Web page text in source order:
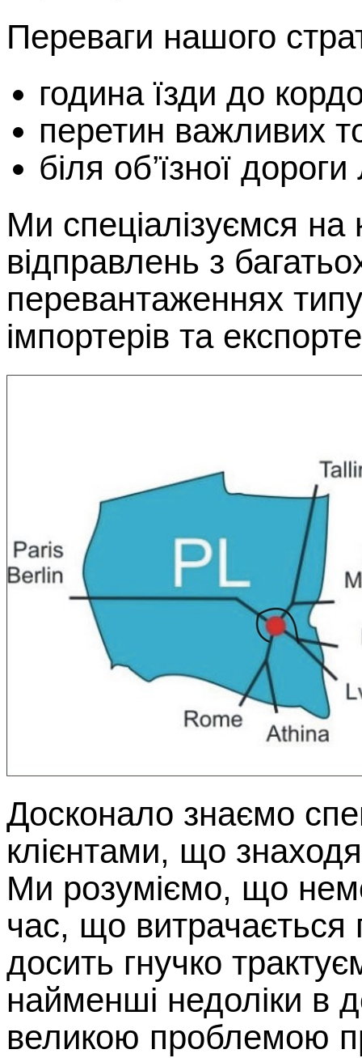
Переваги нашого
година їзди до
перетин важливих
біля об’їзної
Ми спеціалізуємся на
відправлень з
перевантаженнях
імпортерів та
Досконало знаємо
клієнтами, що
Ми розуміємо, що
час, що витрачається
досить гнучко
найменші недоліки в
великою проблемою